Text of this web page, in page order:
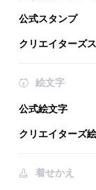
公式スタンプ
クリエイターズ
絵文字
公式絵文字
クリエイターズ
着せかえ